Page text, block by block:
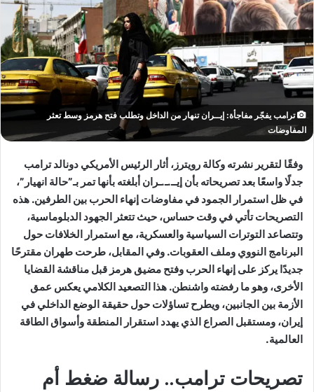
ترامب يفجّر مفاجأة: إيــران تنهار من الداخل وتطلب فتح هرمز وسط تعثر
المفاوضات
وفقًا لتقرير نشرته وكالة رويترز، أثار الرئيس الأمريكي دونالد ترامب
جدلًا واسعًا بعد تصريحاته بأن إيــ.ـ.ـران أبلغته بأنها تمر بـ”حالة انهيار”،
في ظل استمرار الجمود في مفاوضات إنهاء الحرب بين الطرفين. هذه
التصريحات تأتي في وقت حساس، حيث تتعثر الجهود الدبلوماسية،
وتتصاعد التوترات السياسية والعسكرية، مع استمرار الخلافات حول
البرنامج النووي وملف العقوبات. وفي المقابل، طرحت طهران مقترحًا
جديدًا يركز على إنهاء الحرب وفتح مضيق هرمز قبل مناقشة القضايا
الأخرى، وهو ما رفضته واشنطن. هذا التصعيد الكلامي يعكس عمق
الأزمة بين الجانبين، ويطرح تساؤلات حول حقيقة الوضع الداخلي في
إيران، ومستقبل الصراع الذي يهدد استقرار المنطقة وأسواق الطاقة
العالمية.
تصريحات ترامب.. رسالة ضغط أم